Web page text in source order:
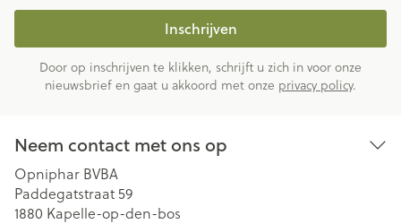
Inschrijven
Door op inschrijven te klikken, schrijft u zich in voor onze
nieuwsbrief en gaat u akkoord met onze privacy policy.
Neem contact met ons op
Opniphar BVBA
Paddegatstraat 59
1880 Kapelle-op-den-bos